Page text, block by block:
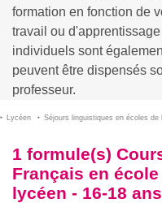
formation en fonction de
travail ou
individuels sont
peuvent être dispensés
professeur.
Lycéen Séjours linguistiques en écoles de
1 formule(s)
Français en
lycéen - 16-18 ans